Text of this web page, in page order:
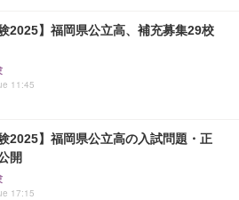
験2025】福岡県公立高、補充募集29校
11:45
験2025】福岡県公立高の入試問題・正
開
17:15